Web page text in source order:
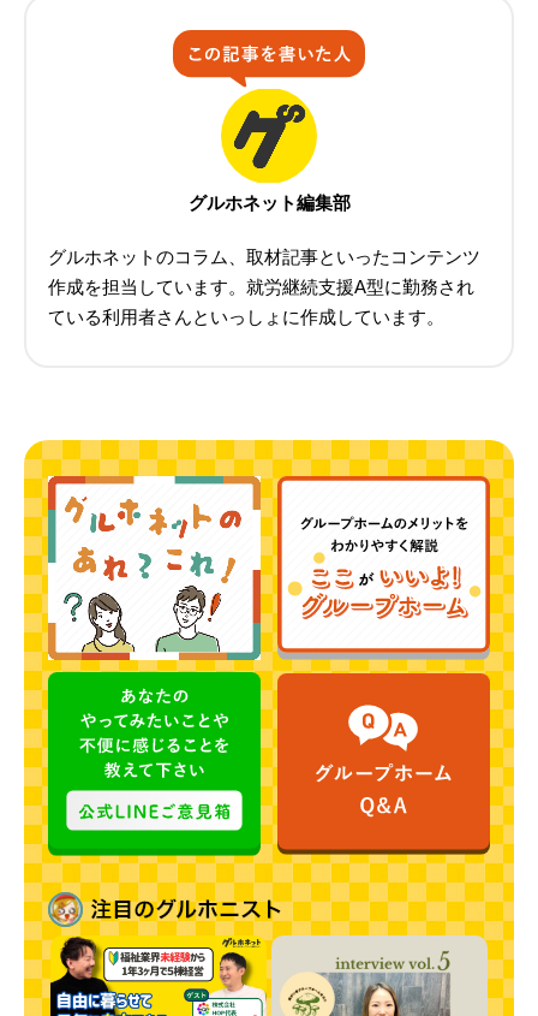
グルホネット編集部
グルホネットのコラム、取材記事といったコンテンツ
作成を担当しています。就労継続支援A型に勤務され
ている利用者さんといっしょに作成しています。